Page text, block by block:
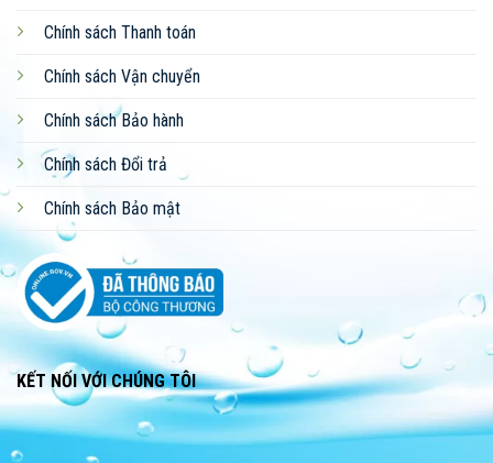
Chính sách Thanh toán
Chính sách Vận chuyển
Chính sách Bảo hành
Chính sách Đổi trả
Chính sách Bảo mật
KẾT NỐI VỚI CHÚNG TÔI